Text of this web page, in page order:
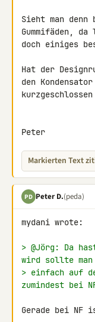
Sieht man
Gummifäden,
doch einiges
Hat der
den Kondensator
Peter
Markierten Text
PD Peter D.(peda)
mydani wrote:
> @Jörg: Da
wird sollte
> einfach auf
zumindest bei
Gerade bei NF